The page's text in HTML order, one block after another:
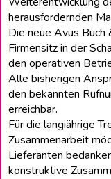
herausfordernden
Die neue Avus Buch
Firmensitz in der
den operativen
Alle bisherigen
den bekannten
erreichbar.
Für die langiährige
Zusammenarbeit
Lieferanten
konstruktive